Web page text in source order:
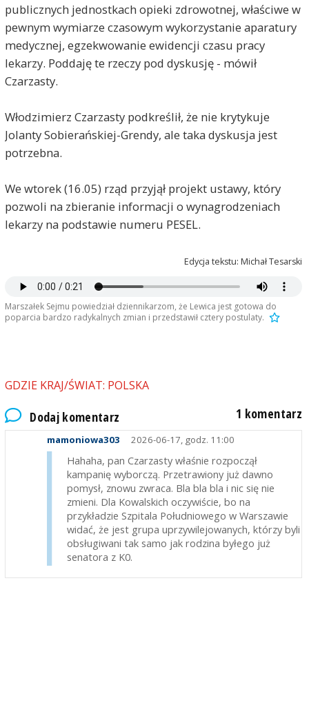
publicznych jednostkach opieki zdrowotnej, właściwe w
pewnym wymiarze czasowym wykorzystanie aparatury
medycznej, egzekwowanie ewidencji czasu pracy
lekarzy. Poddaję te rzeczy pod dyskusję - mówił
Czarzasty.
Włodzimierz Czarzasty podkreślił, że nie krytykuje
Jolanty Sobierańskiej-Grendy, ale taka dyskusja jest
potrzebna.
We wtorek (16.05) rząd przyjął projekt ustawy, który
pozwoli na zbieranie informacji o wynagrodzeniach
lekarzy na podstawie numeru PESEL.
Edycja tekstu: Michał Tesarski
Marszałek Sejmu powiedział dziennikarzom, że Lewica jest gotowa do
poparcia bardzo radykalnych zmian i przedstawił cztery postulaty.
GDZIE KRAJ/ŚWIAT: POLSKA
Dodaj komentarz 1 komentarz
mamoniowa303 2026-06-17, godz. 11:00
Hahaha, pan Czarzasty właśnie rozpoczął
kampanię wyborczą. Przetrawiony już dawno
pomysł, znowu zwraca. Bla bla bla i nic się nie
zmieni. Dla Kowalskich oczywiście, bo na
przykładzie Szpitala Południowego w Warszawie
widać, że jest grupa uprzywilejowanych, którzy byli
obsługiwani tak samo jak rodzina byłego już
senatora z K0.